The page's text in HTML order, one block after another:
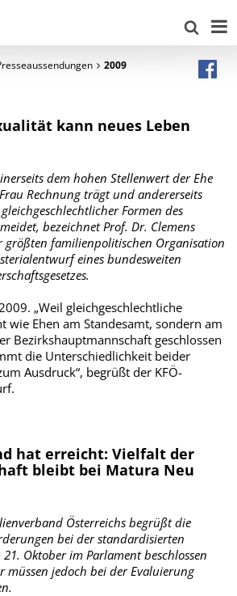
2009
kann neues Leben
dem hohen Stellenwert der Ehe
Rechnung trägt und andererseits
Formen des
bezeichnet Prof. Dr. Clemens
größten familienpolitischen Organisation
eines bundesweiten
„Weil gleichgeschlechtliche
wie Ehen am Standesamt, sondern am
Bezirkshauptmannschaft geschlossen
die Unterschiedlichkeit beider
Ausdruck“, begrüßt der KFÖ-
hat erreicht: Vielfalt der
bleibt bei Matura Neu
Österreichs begrüßt die
bei der standardisierten
Oktober im Parlament beschlossen
müssen jedoch bei der Evaluierung